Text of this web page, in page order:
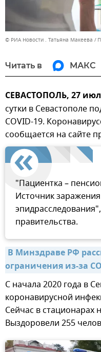
© РИА Новости . Татьяна Макеева
Читать в МАКС
СЕВАСТОПОЛЬ, 27
сутки в Севастополе
COVID-19.
сообщается на сайте
"Пациентка –
Источник
правительства.
В Минздраве РФ
ограничения из-за
С начала 2020 года в
коронавирусной
Сейчас в стационарах
Выздоровели 255